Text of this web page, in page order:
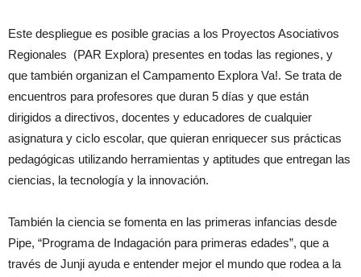
Este despliegue es posible gracias a los Proyectos Asociativos
Regionales (PAR Explora) presentes en todas las regiones, y
que también organizan el Campamento Explora Va!. Se trata de
encuentros para profesores que duran 5 días y que están
dirigidos a directivos, docentes y educadores de cualquier
asignatura y ciclo escolar, que quieran enriquecer sus prácticas
pedagógicas utilizando herramientas y aptitudes que entregan las
ciencias, la tecnología y la innovación.
También la ciencia se fomenta en las primeras infancias desde
Pipe, “Programa de Indagación para primeras edades”, que a
través de Junji ayuda e entender mejor el mundo que rodea a la